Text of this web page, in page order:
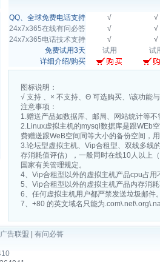
QQ、全球免费电话支持 √ √
24x7x365在线有问必答
√ √
24x7x365电话技术支持
√ √
免费试用3天
试用 试
详细介绍/购买
图标说明：
√ 支持 、× 不支持、Θ 可选购买、\该功能
注意事项：
1.赠送产品如数据库、邮局、网站统计等不
2.Linux虚拟主机的mysql数据库是跟WEb
费赠送跟WeB空间同等大小的备份空间，
3.论坛型虚拟主机、Vip合租型、双线多线
存消耗值评估），一般同时在线10人以上
国家有关管理规定。
4、Vip合租型以外的虚拟主机产品cpu占用
5、Vip合租型以外的虚拟主机产品内存消耗
6、任何虚拟主机用户都严禁发送垃圾邮件。
7、+80 的英文域名只能为
广告联盟
有问必答